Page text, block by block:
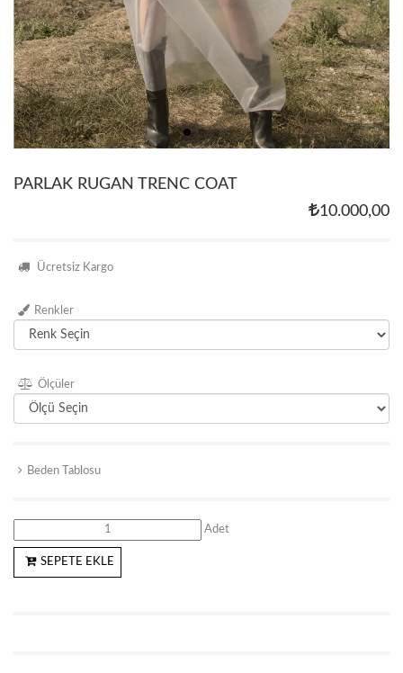
PARLAK RUGAN TRENC COAT
10.000,00
Ücretsiz Kargo
Renkler
Ölçüler
Beden Tablosu
Adet
SEPETE EKLE